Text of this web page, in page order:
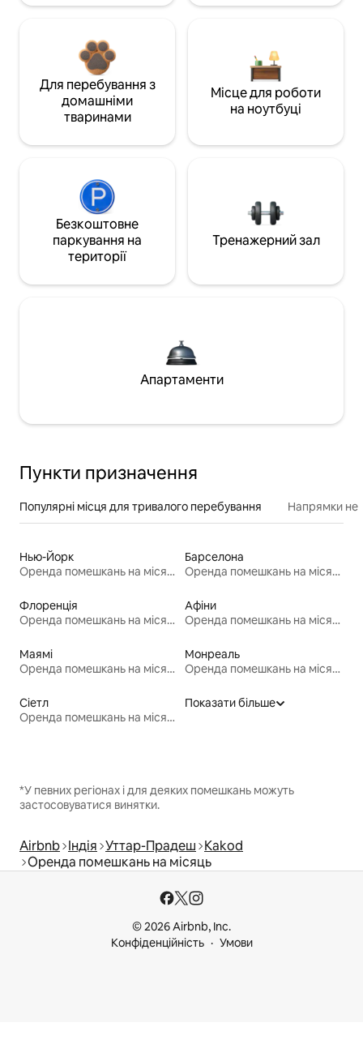
Для перебування з
домашніми
тваринами
Місце для роботи
на ноутбуці
Безкоштовне
паркування на
території
Тренажерний зал
Апартаменти
Пункти призначення
Популярні місця для тривалого перебування Напрямки
Нью-Йорк
Оренда помешкань на місяць
Барселона
Оренда помешкань на місяць
Флоренція
Оренда помешкань на місяць
Афіни
Оренда помешкань на місяць
Маямі
Оренда помешкань на місяць
Монреаль
Оренда помешкань на місяць
Сіетл
Оренда помешкань на місяць
Показати більше
*У певних регіонах і для деяких помешкань можуть
застосовуватися винятки.
Airbnb Індія Уттар-Прадеш Kakod
Оренда помешкань на місяць
© 2026 Airbnb, Inc.
Конфіденційність
Умови